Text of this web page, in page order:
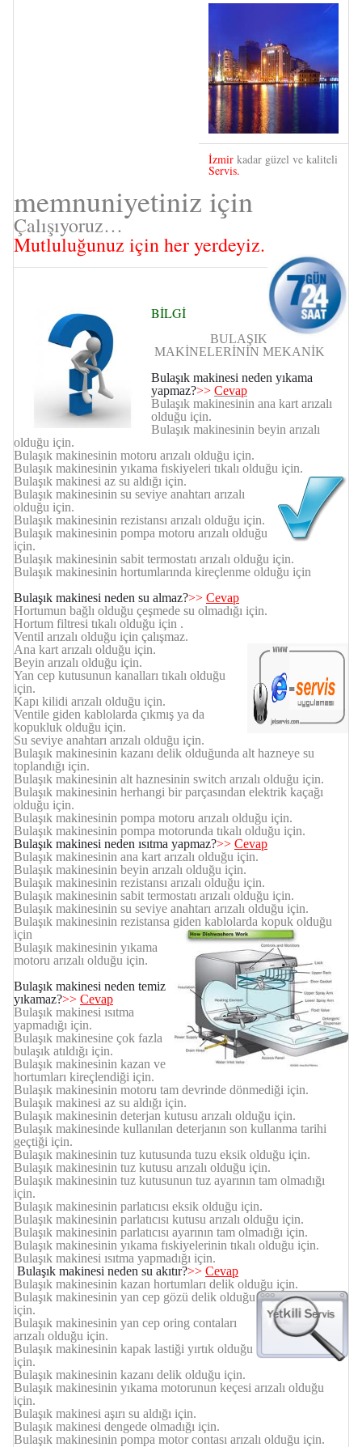
İzmir kadar güzel ve kaliteli
Servis.
memnuniyetiniz için
Çalışıyoruz…
Mutluluğunuz için her yerdeyiz.
BİLGİ
BULAŞIK
MAKİNELERİNİN MEKANİK
Bulaşık makinesi neden yıkama
yapmaz?>> Cevap
Bulaşık makinesinin ana kart arızalı
olduğu için.
Bulaşık makinesinin beyin arızalı
olduğu için.
Bulaşık makinesinin motoru arızalı olduğu için.
Bulaşık makinesinin yıkama fıskiyeleri tıkalı olduğu için.
Bulaşık makinesi az su aldığı için.
Bulaşık makinesinin su seviye anahtarı arızalı
olduğu için.
Bulaşık makinesinin rezistansı arızalı olduğu için.
Bulaşık makinesinin pompa motoru arızalı olduğu
için.
Bulaşık makinesinin sabit termostatı arızalı olduğu için.
Bulaşık makinesinin hortumlarında kireçlenme olduğu için
Bulaşık makinesi neden su almaz?>> Cevap
Hortumun bağlı olduğu çeşmede su olmadığı için.
Hortum filtresi tıkalı olduğu için .
Ventil arızalı olduğu için çalışmaz.
Ana kart arızalı olduğu için.
Beyin arızalı olduğu için.
Yan cep kutusunun kanalları tıkalı olduğu
için.
Kapı kilidi arızalı olduğu için.
Ventile giden kablolarda çıkmış ya da
kopukluk olduğu için.
Su seviye anahtarı arızalı olduğu için.
Bulaşık makinesinin kazanı delik olduğunda alt hazneye su
toplandığı için.
Bulaşık makinesinin alt haznesinin switch arızalı olduğu için.
Bulaşık makinesinin herhangi bir parçasından elektrik kaçağı
olduğu için.
Bulaşık makinesinin pompa motoru arızalı olduğu için.
Bulaşık makinesinin pompa motorunda tıkalı olduğu için.
Bulaşık makinesi neden ısıtma yapmaz?>> Cevap
Bulaşık makinesinin ana kart arızalı olduğu için.
Bulaşık makinesinin beyin arızalı olduğu için.
Bulaşık makinesinin rezistansı arızalı olduğu için.
Bulaşık makinesinin sabit termostatı arızalı olduğu için.
Bulaşık makinesinin su seviye anahtarı arızalı olduğu için.
Bulaşık makinesinin rezistansa giden kablolarda kopuk olduğu
için
Bulaşık makinesinin yıkama
motoru arızalı olduğu için.
Bulaşık makinesi neden temiz
yıkamaz?>> Cevap
Bulaşık makinesi ısıtma
yapmadığı için.
Bulaşık makinesine çok fazla
bulaşık atıldığı için.
Bulaşık makinesinin kazan ve
hortumları kireçlendiği için.
Bulaşık makinesinin motoru tam devrinde dönmediği için.
Bulaşık makinesi az su aldığı için.
Bulaşık makinesinin deterjan kutusu arızalı olduğu için.
Bulaşık makinesinde kullanılan deterjanın son kullanma tarihi
geçtiği için.
Bulaşık makinesinin tuz kutusunda tuzu eksik olduğu için.
Bulaşık makinesinin tuz kutusu arızalı olduğu için.
Bulaşık makinesinin tuz kutusunun tuz ayarının tam olmadığı
için.
Bulaşık makinesinin parlatıcısı eksik olduğu için.
Bulaşık makinesinin parlatıcısı kutusu arızalı olduğu için.
Bulaşık makinesinin parlatıcısı ayarının tam olmadığı için.
Bulaşık makinesinin yıkama fıskiyelerinin tıkalı olduğu için.
Bulaşık makinesi ısıtma yapmadığı için.
Bulaşık makinesi neden su akıtır?>> Cevap
Bulaşık makinesinin kazan hortumları delik olduğu için.
Bulaşık makinesinin yan cep gözü delik olduğu
için.
Bulaşık makinesinin yan cep oring contaları
arızalı olduğu için.
Bulaşık makinesinin kapak lastiği yırtık olduğu
için.
Bulaşık makinesinin kazanı delik olduğu için.
Bulaşık makinesinin yıkama motorunun keçesi arızalı olduğu
için.
Bulaşık makinesi aşırı su aldığı için.
Bulaşık makinesi dengede olmadığı için.
Bulaşık makinesinin pompa motor contası arızalı olduğu için.